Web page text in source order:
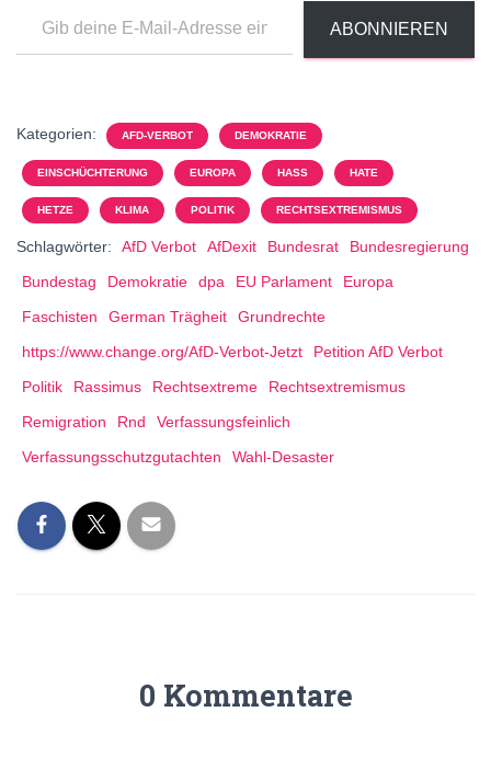
ABONNIEREN
Kategorien: AFD-VERBOT DEMOKRATIE
EINSCHÜCHTERUNG EUROPA HASS HATE
HETZE KLIMA POLITIK RECHTSEXTREMISMUS
Schlagwörter: AfD Verbot AfDexit Bundesrat
Bundesregierung
Bundestag
Demokratie dpa EU Parlament
Europa
Faschisten
German Trägheit
Grundrechte
https://www.change.org/AfD-Verbot-Jetzt
Petition AfD Verbot
Politik
Rassimus Rechtsextreme
Rechtsextremismus
Remigration
Rnd
Verfassungsfeinlich
Verfassungsschutzgutachten
Wahl-Desaster
0 Kommentare